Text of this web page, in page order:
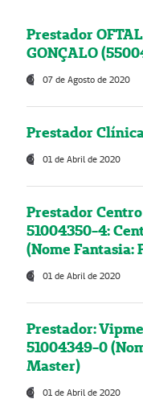
Prestador
GONÇALO
07 de Agosto de 2020
Prestador
01 de Abril de 2020
Prestador
51004350-4:
(Nome
01 de Abril de 2020
Prestador:
51004349-0
Master)
01 de Abril de 2020